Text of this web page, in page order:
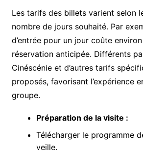
Les tarifs des billets varient selon
nombre de jours souhaité. Par
d’entrée pour un jour coûte
réservation anticipée. Différents
Cinéscénie et d’autres tarifs
proposés, favorisant l’expérience
groupe.
Préparation de la visite :
Télécharger le programme
veille.